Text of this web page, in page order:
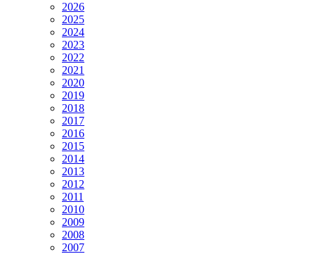
2026
2025
2024
2023
2022
2021
2020
2019
2018
2017
2016
2015
2014
2013
2012
2011
2010
2009
2008
2007